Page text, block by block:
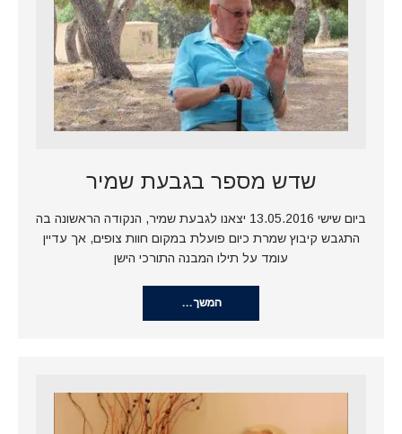
שדש מספר בגבעת שמיר
ביום שישי 13.05.2016 יצאנו לגבעת שמיר, הנקודה הראשונה בה
התגבש קיבוץ שמרת כיום פועלת במקום חוות צופים, אך עדיין
עומד על תילו המבנה התורכי הישן
המשך…